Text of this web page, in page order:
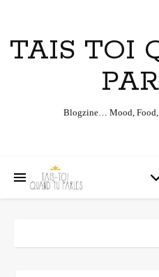
TAIS TOI
Blogzine… Mood, Food,